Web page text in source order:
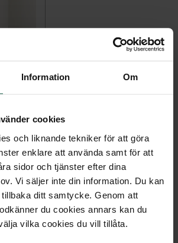
Information Om
cookies
och liknande tekniker för att göra
enklare att använda samt för att
sidor och tjänster efter dina
Vi säljer inte din information. Du kan
ditt samtycke. Genom att
du cookies annars kan du
vilka cookies du vill tillåta.